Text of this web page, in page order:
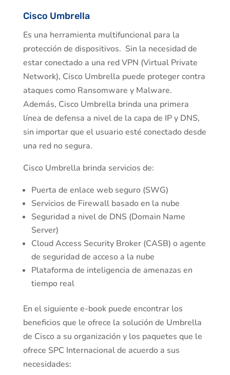
Cisco Umbrella
Es una herramienta multifuncional para la
protección de dispositivos. Sin la necesidad de
estar conectado a una red VPN (Virtual Private
Network), Cisco Umbrella puede proteger contra
ataques como Ransomware y Malware.
Además, Cisco Umbrella brinda una primera
línea de defensa a nivel de la capa de IP y DNS,
sin importar que el usuario esté conectado desde
una red no segura.
Cisco Umbrella brinda servicios de:
Puerta de enlace web seguro (SWG)
Servicios de Firewall basado en la nube
Seguridad a nivel de DNS (Domain Name
Server)
Cloud Access Security Broker (CASB) o agente
de seguridad de acceso a la nube
Plataforma de inteligencia de amenazas en
tiempo real
En el siguiente e-book puede encontrar los
beneficios que le ofrece la solución de Umbrella
de Cisco a su organización y los paquetes que le
ofrece SPC Internacional de acuerdo a sus
necesidades: